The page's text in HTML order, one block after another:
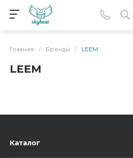
Главная / Бренды / LEEM
LEEM
Каталог